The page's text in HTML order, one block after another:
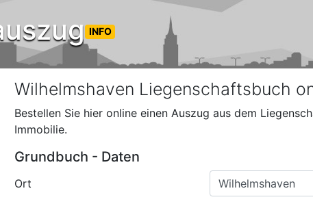
INFO
Wilhelmshaven Liegenschaftsbuch
Bestellen Sie hier online einen Auszug aus dem
Immobilie.
Grundbuch - Daten
Ort